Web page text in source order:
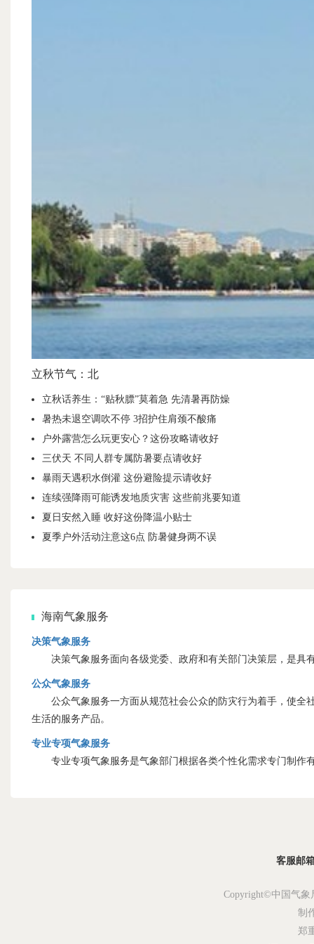
立秋节气：北
立秋话养生：“贴秋膘”莫着急 先清暑再防燥
暑热未退空调吹不停 3招护住肩颈不酸痛
户外露营怎么玩更安心？这份攻略请收好
三伏天 不同人群专属防暑要点请收好
暴雨天遇积水倒灌 这份避险提示请收好
连续强降雨可能诱发地质灾害 这些前兆要知道
夏日安然入睡 收好这份降温小贴士
夏季户外活动注意这6点 防暑健身两不误
海南气象服务
决策气象服务
决策气象服务面向各级党委、政府和有关部门决策层，是具
公众气象服务
公众气象服务一方面从规范社会公众的防灾行为着手，使全
生活的服务产品。
专业专项气象服务
专业专项气象服务是气象部门根据各类个性化需求专门制作
客服邮
Copyright©中国气象
制
郑